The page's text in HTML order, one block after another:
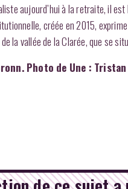
aujourd’hui à la retraite, il
créée en 2015,
la vallée de la Clarée, que se
Photo de Une :